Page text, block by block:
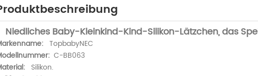
Niedliches Baby-Kleinkind-Kind-Silikon-Lätzchen, das
TopbabyNEC
C-BB063
Silikon.